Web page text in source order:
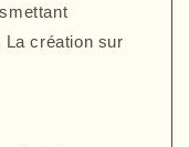
création sur